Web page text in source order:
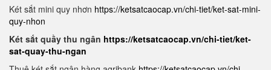
Két sắt mini quy nhơn https://ketsatcaocap.vn/chi-tiet/ket-sat-mini-
quy-nhon
Két sắt quầy thu ngân https://ketsatcaocap.vn/chi-tiet/ket-
sat-quay-thu-ngan